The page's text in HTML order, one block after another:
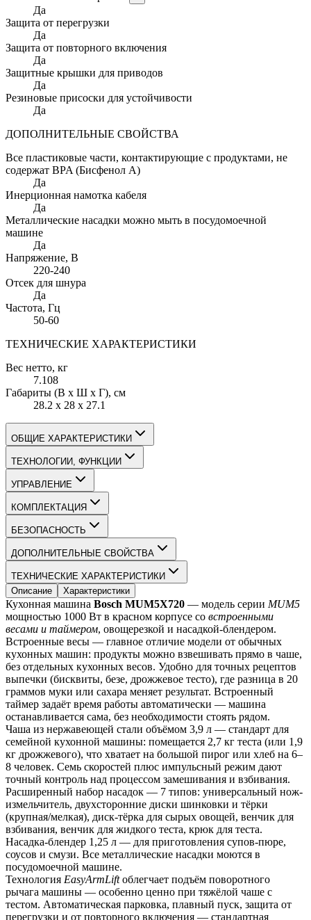
Да
Защита от перегрузки
Да
Защита от повторного включения
Да
Защитные крышки для приводов
Да
Резиновые присоски для устойчивости
Да
ДОПОЛНИТЕЛЬНЫЕ СВОЙСТВА
Все пластиковые части, контактирующие с продуктами, не
содержат BPA (Бисфенол А)
Да
Инерционная намотка кабеля
Да
Металлические насадки можно мыть в посудомоечной
машине
Да
Напряжение, В
220-240
Отсек для шнура
Да
Частота, Гц
50-60
ТЕХНИЧЕСКИЕ ХАРАКТЕРИСТИКИ
Вес нетто, кг
7.108
Габариты (В х Ш х Г), см
28.2 х 28 х 27.1
ОБЩИЕ ХАРАКТЕРИСТИКИ
ТЕХНОЛОГИИ, ФУНКЦИИ
УПРАВЛЕНИЕ
КОМПЛЕКТАЦИЯ
БЕЗОПАСНОСТЬ
ДОПОЛНИТЕЛЬНЫЕ СВОЙСТВА
ТЕХНИЧЕСКИЕ ХАРАКТЕРИСТИКИ
Описание
Характеристики
Кухонная машина Bosch MUM5X720 — модель серии MUM5
мощностью 1000 Вт в красном корпусе со встроенными
весами и таймером, овощерезкой и насадкой-блендером.
Встроенные весы — главное отличие модели от обычных
кухонных машин: продукты можно взвешивать прямо в чаше,
без отдельных кухонных весов. Удобно для точных рецептов
выпечки (бисквиты, безе, дрожжевое тесто), где разница в 20
граммов муки или сахара меняет результат. Встроенный
таймер задаёт время работы автоматически — машина
останавливается сама, без необходимости стоять рядом.
Чаша из нержавеющей стали объёмом 3,9 л — стандарт для
семейной кухонной машины: помещается 2,7 кг теста (или 1,9
кг дрожжевого), что хватает на большой пирог или хлеб на 6–
8 человек. Семь скоростей плюс импульсный режим дают
точный контроль над процессом замешивания и взбивания.
Расширенный набор насадок — 7 типов: универсальный нож-
измельчитель, двухсторонние диски шинковки и тёрки
(крупная/мелкая), диск-тёрка для сырых овощей, венчик для
взбивания, венчик для жидкого теста, крюк для теста.
Насадка-блендер 1,25 л — для приготовления супов-пюре,
соусов и смузи. Все металлические насадки моются в
посудомоечной машине.
Технология EasyArmLift облегчает подъём поворотного
рычага машины — особенно ценно при тяжёлой чаше с
тестом. Автоматическая парковка, плавный пуск, защита от
перегрузки и от повторного включения — стандартная